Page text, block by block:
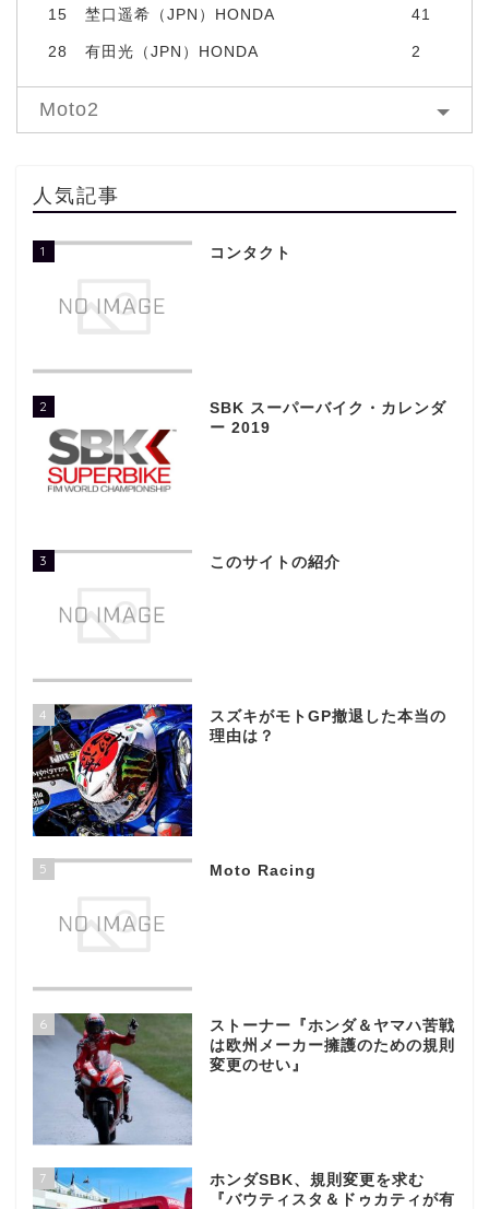
15 埜口遥希（JPN）HONDA 41
28 有田光（JPN）HONDA 2
Moto2
人気記事
1 コンタクト
2
SBK スーパーバイク・カレンダ
ー 2019
3 このサイトの紹介
4
スズキがモトGP撤退した本当の
理由は？
5 Moto Racing
6
ストーナー『ホンダ＆ヤマハ苦戦
は欧州メーカー擁護のための規則
変更のせい』
7
ホンダSBK、規則変更を求む
『バウティスタ＆ドゥカティが有